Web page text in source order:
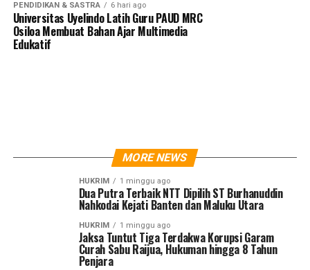
PENDIDIKAN & SASTRA 6 hari ago
Universitas Uyelindo Latih Guru PAUD MRC
Osiloa Membuat Bahan Ajar Multimedia
Edukatif
MORE NEWS
HUKRIM 1 minggu ago
Dua Putra Terbaik NTT Dipilih ST Burhanuddin
Nahkodai Kejati Banten dan Maluku Utara
HUKRIM 1 minggu ago
Jaksa Tuntut Tiga Terdakwa Korupsi Garam
Curah Sabu Raijua, Hukuman hingga 8 Tahun
Penjara